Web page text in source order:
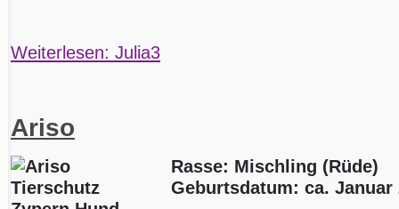
Weiterlesen: Julia3
Ariso
Rasse: Mischling (Rüde)
Geburtsdatum: ca. Januar